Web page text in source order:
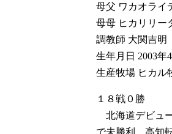
母父 ワカオライ
母母 ヒカリリー
調教師 大関吉明
生年月日 2003年
生産牧場 ヒカル
１８戦０勝
北海道デビュ
で未勝利。高知